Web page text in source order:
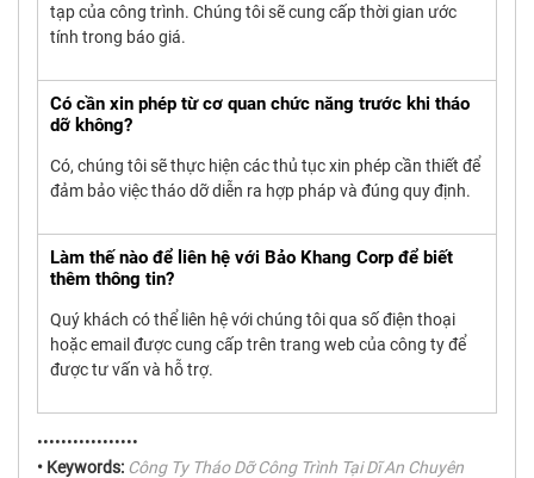
tạp của công trình. Chúng tôi sẽ cung cấp thời gian ước
tính trong báo giá.
Có cần xin phép từ cơ quan chức năng trước khi tháo
dỡ không?
Có, chúng tôi sẽ thực hiện các thủ tục xin phép cần thiết để
đảm bảo việc tháo dỡ diễn ra hợp pháp và đúng quy định.
Làm thế nào để liên hệ với Bảo Khang Corp để biết
thêm thông tin?
Quý khách có thể liên hệ với chúng tôi qua số điện thoại
hoặc email được cung cấp trên trang web của công ty để
được tư vấn và hỗ trợ.
•••••••••••••••••
• Keywords: Công Ty Tháo Dỡ Công Trình Tại Dĩ An Chuyên